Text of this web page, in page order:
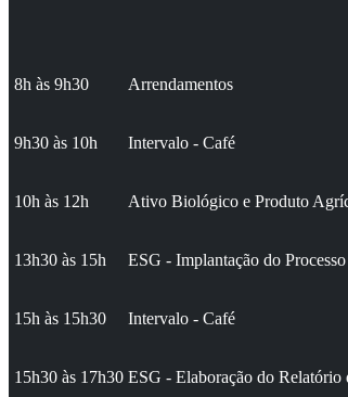
8h às 9h30 Arrendamentos
9h30 às 10h Intervalo - Café
10h às 12h Ativo Biológico e Produto
13h30 às 15h ESG - Implantação do
15h às 15h30 Intervalo - Café
15h30 às 17h30 ESG - Elaboração do Relatório